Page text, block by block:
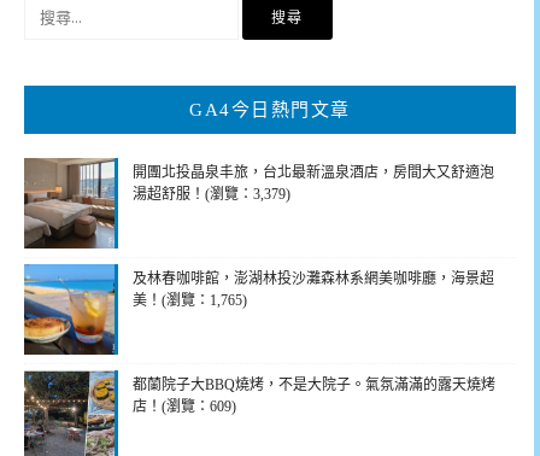
鍵
GA4今日熱門文章
開團北投晶泉丰旅，台北最新溫泉酒店，房間大又舒適泡
湯超舒服！(瀏覽：3,379)
及林春咖啡館，澎湖林投沙灘森林系網美咖啡廳，海景超
美！(瀏覽：1,765)
都蘭院子大BBQ燒烤，不是大院子。氣氛滿滿的露天燒烤
店！(瀏覽：609)